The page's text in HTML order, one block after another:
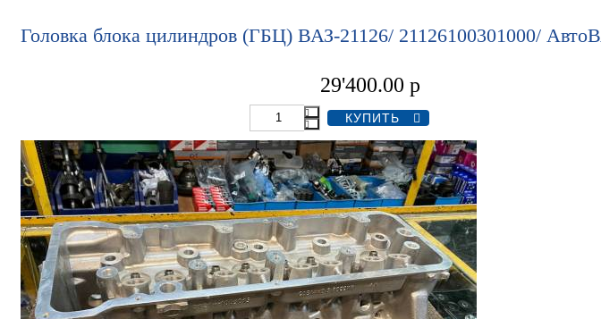
Головка блока цилиндров (ГБЦ) ВАЗ-21126/ 21126100301000/
29'400.00 р